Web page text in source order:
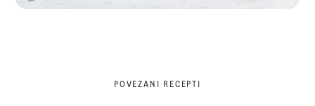
POVEZANI RECEPTI